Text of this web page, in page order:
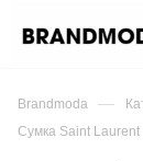
Brandmoda —
Сумка Saint